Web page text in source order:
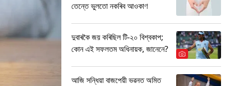
তেন্তে ভুলতো নকৰিব আওকাণ
দুবাৰকৈ জয় কৰিছিল টি-২০ বিশ্বকাপ;
কোন এই সফলতম অধিনায়ক, জানেনে?
আজি সন্ধিয়া বাজপেয়ী ভৱনত অমিত